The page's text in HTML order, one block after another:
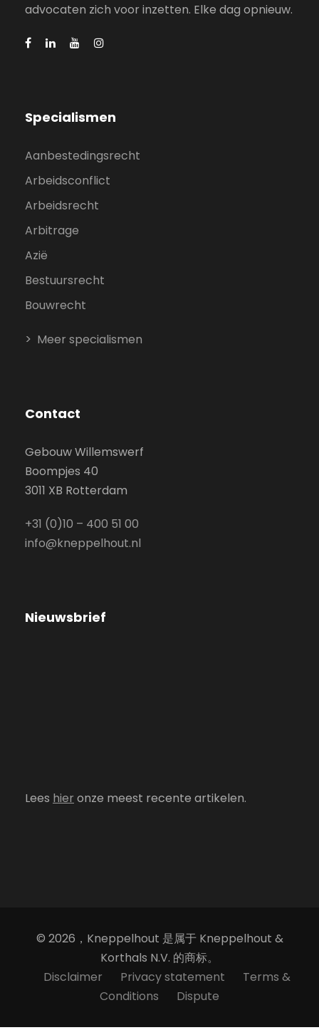
advocaten zich voor inzetten. Elke dag opnieuw.
Specialismen
Aanbestedingsrecht
Arbeidsconflict
Arbeidsrecht
Arbitrage
Azië
Bestuursrecht
Bouwrecht
Meer specialismen
Contact
Gebouw Willemswerf
Boompjes 40
3011 XB Rotterdam
+31 (0)10 – 400 51 00
info@kneppelhout.nl
Nieuwsbrief
Lees hier onze meest recente artikelen.
© 2026，Kneppelhout 是属于 Kneppelhout &
Korthals N.V. 的商标。
Disclaimer
Privacy statement
Terms &
Conditions
Dispute